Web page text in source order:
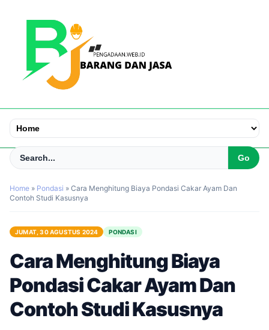
Home » Pondasi » Cara Menghitung Biaya Pondasi Cakar Ayam Dan
Contoh Studi Kasusnya
JUMAT, 30 AGUSTUS 2024 PONDASI
Cara Menghitung Biaya
Pondasi Cakar Ayam Dan
Contoh Studi Kasusnya